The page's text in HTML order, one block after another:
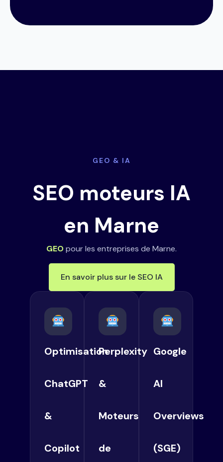
GEO & IA
SEO moteurs IA
en Marne
GEO pour les entreprises de Marne.
En savoir plus sur le SEO IA
Optimisation
ChatGPT
&
Copilot
Perplexity
&
Moteurs
de
Google
AI
Overviews
(SGE)